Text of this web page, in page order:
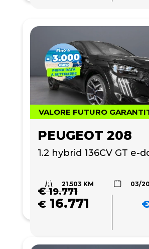
VALORE FUTURO
PEUGEOT 208
1.2 hybrid 136CV GT e-
21.503 KM 03/
€19.771
€ 16.771